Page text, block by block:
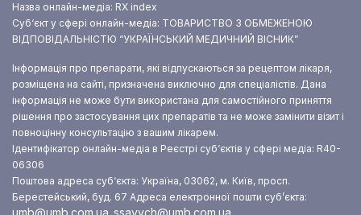
Назва онлайн-медіа: RX index
Суб‘єкт у сфері онлайн-медіа: ТОВАРИСТВО З ОБМЕЖЕНОЮ
ВІДПОВІДАЛЬНІСТЮ “УКРАЇНСЬКИЙ МЕДИЧНИЙ ВІСНИК”
Інформація про препарати, які відпускаються за рецептом лікаря,
розміщена на сайті, призначена виключно для спеціалістів. Дана
інформація не може бути використана для самостійного приняття
рішення про застосування цих препаратів та не може замінити візит і
повноцінну консультацію з вашим лікарем.
Ідентифікатор онлайн-медіа в Реєстрі суб‘єктів у сфері медіа: R40-
06306
Поштова адреса суб‘єкта: Україна, 03062, м. Київ, просп.
Берестейський, буд. 67 Адреса електронної пошти суб’єкта:
umb@umb.com.ua ssavych@umb.com.ua